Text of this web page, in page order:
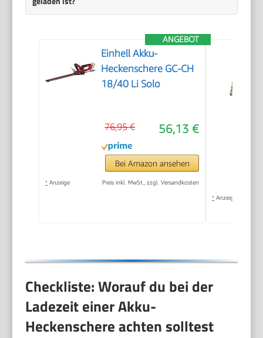
ANGEBOT
Einhell Akku-
Heckenschere GC-CH
18/40 Li Solo
56,13 €
76,95 €
Bei Amazon ansehen
* Anzeige Preis inkl. MwSt., zzgl. Versandkosten
* Anzeige
Checkliste: Worauf du bei der
Ladezeit einer Akku-
Heckenschere achten solltest